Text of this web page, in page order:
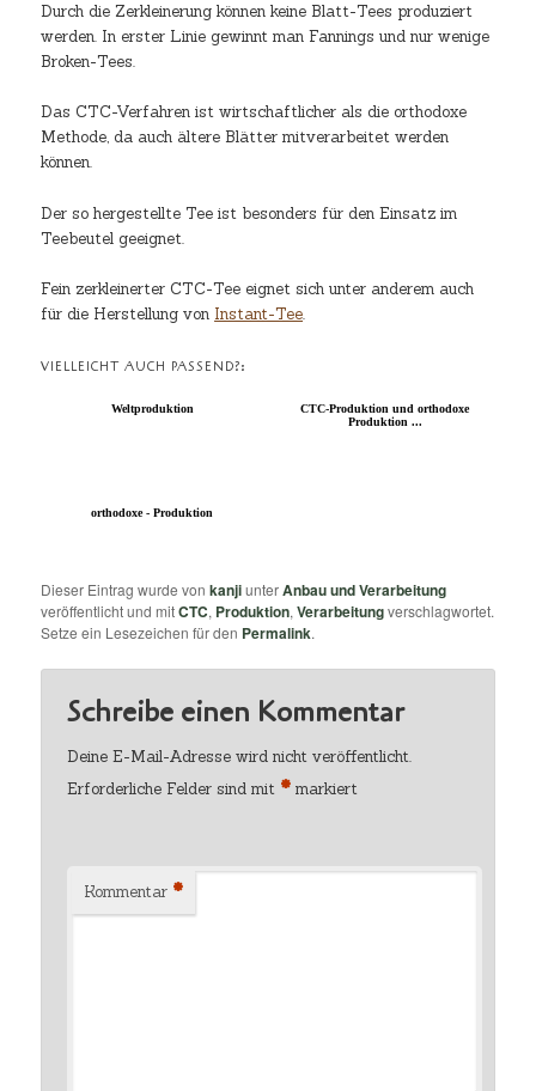
Durch die Zerkleinerung können keine Blatt-Tees produziert
werden. In erster Linie gewinnt man Fannings und nur wenige
Broken-Tees.
Das CTC-Verfahren ist wirtschaftlicher als die orthodoxe
Methode, da auch ältere Blätter mitverarbeitet werden
können.
Der so hergestellte Tee ist besonders für den Einsatz im
Teebeutel geeignet.
Fein zerkleinerter CTC-Tee eignet sich unter anderem auch
für die Herstellung von Instant-Tee.
VIELLEICHT AUCH PASSEND?:
Weltproduktion
CTC-Produktion und orthodoxe
Produktion ...
orthodoxe - Produktion
Dieser Eintrag wurde vonkanjiunterAnbau und Verarbeitung
veröffentlicht und mitCTC, Produktion,Verarbeitungverschlagwortet.
Setze ein Lesezeichen für den Permalink.
Schreibe einen Kommentar
Deine E-Mail-Adresse wird nicht veröffentlicht.
Erforderliche Felder sind mit * markiert
Kommentar *